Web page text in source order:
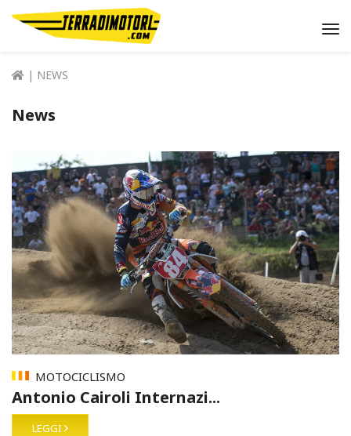
| NEWS
News
MOTOCICLISMO
Antonio Cairoli Internazi...
LEGGI